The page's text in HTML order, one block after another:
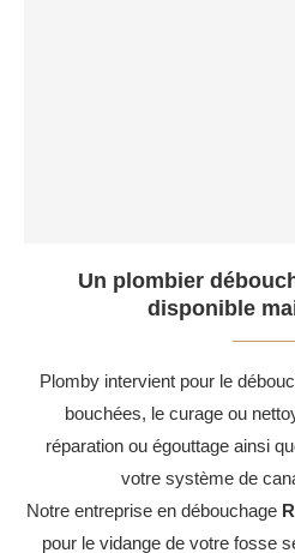
Un plombier
disponible
Plomby intervient pour le
bouchées, le curage ou
réparation ou égouttage ainsi
votre système de
Notre entreprise en débouchage
pour le vidange de votre fosse